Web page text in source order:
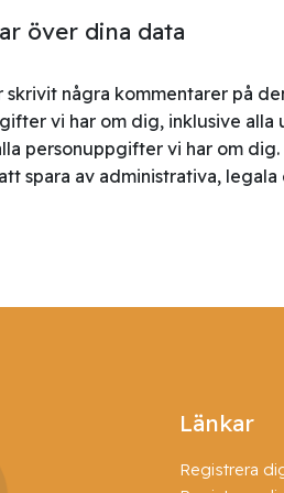
över dina data
några kommentarer på
vi har om dig, inklusive alla
personuppgifter vi har om
spara av administrativa, legala
Länkar
Registrera